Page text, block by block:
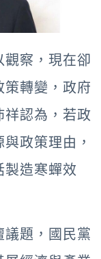
察，現在卻
轉變，政府
祥認為，若政
政策理由，
製造寒蟬效
題，國民黨